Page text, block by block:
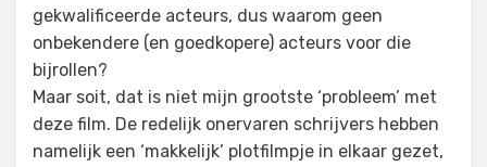
gekwalificeerde acteurs, dus waarom geen
onbekendere (en goedkopere) acteurs voor die
bijrollen?
Maar soit, dat is niet mijn grootste ‘probleem’ met
deze film. De redelijk onervaren schrijvers hebben
namelijk een ‘makkelijk’ plotfilmpje in elkaar gezet,